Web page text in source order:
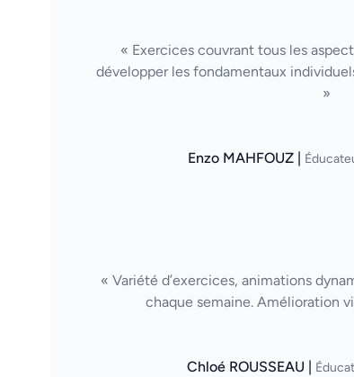
« Exercices couvrant tous les
développer les fondamentaux
»
Enzo MAHFOUZ |
« Variété d’exercices, animations
chaque semaine. Amélioration
Chloé ROUSSEAU |